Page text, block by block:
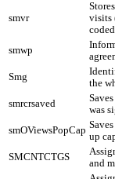
smvr
visits
smwp
Smg
the
smrcrsaved
was
smOViewsPopCap
up
SMCNTCTGS
and